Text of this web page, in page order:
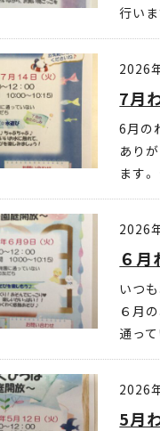
行い
2026
7月
6月の
あり
ます
2026
６月
いつ
６月
通っ
2026
5月